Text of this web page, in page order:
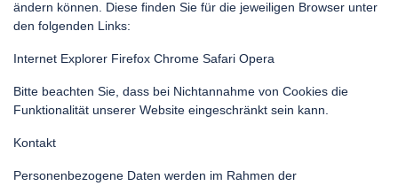
ändern können. Diese finden Sie für die jeweiligen Browser unter
den folgenden Links:
Internet Explorer Firefox Chrome Safari Opera
Bitte beachten Sie, dass bei Nichtannahme von Cookies die
Funktionalität unserer Website eingeschränkt sein kann.
Kontakt
Personenbezogene Daten werden im Rahmen der